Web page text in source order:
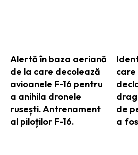
Alertă în baza aeriană
de la care decolează
avioanele F-16 pentru
a anihila dronele
rusești. Antrenament
al piloților F-16.
care
de
a